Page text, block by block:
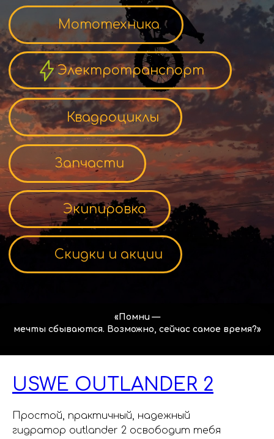
Скидки и акции
Запчасти
Экипировка
«Помни —
мечты сбываются. Возможно, сейчас самое время?»
USWE OUTLANDER 2
Простой, практичный, надежный
гидратор outlander 2 освободит тебя
Regulmoto Ajerra BSE